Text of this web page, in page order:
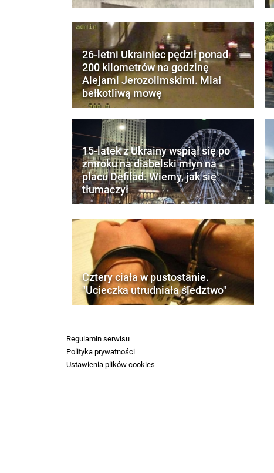
26-letni Ukrainiec pędził ponad
200 kilometrów na godzinę
Alejami Jerozolimskimi. Miał
bełkotliwą mowę
15-latek z Ukrainy wspiął się po
zmroku na diabelski młyn na
placu Defilad. Wiemy, jak się
tłumaczył
Cztery ciała w pustostanie.
"Ucieczka utrudniała śledztwo"
Regulamin serwisu
Polityka prywatności
Ustawienia plików cookies